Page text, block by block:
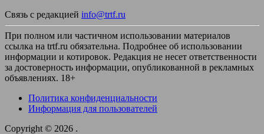
Связь с редакцией info@trtf.ru
При полном или частичном использовании материалов
ссылка на trtf.ru обязательна. Подробнее об использовании
информации и котировок. Редакция не несет ответственности
за достоверность информации, опубликованной в рекламных
объявлениях. 18+
Политика конфиденциальности
Информация для пользователей
Copyright © 2026 .